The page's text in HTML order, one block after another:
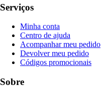
Serviços
Minha conta
Centro de ajuda
Acompanhar meu pedido
Devolver meu pedido
Códigos promocionais
Sobre